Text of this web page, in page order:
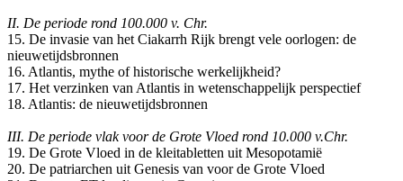
II. De periode rond 100.000 v. Chr.
15. De invasie van het Ciakarrh Rijk brengt vele oorlogen: de
nieuwetijdsbronnen
16. Atlantis, mythe of historische werkelijkheid?
17. Het verzinken van Atlantis in wetenschappelijk perspectief
18. Atlantis: de nieuwetijdsbronnen
III. De periode vlak voor de Grote Vloed rond 10.000 v.Chr.
19. De Grote Vloed in de kleitabletten uit Mesopotamië
20. De patriarchen uit Genesis van voor de Grote Vloed